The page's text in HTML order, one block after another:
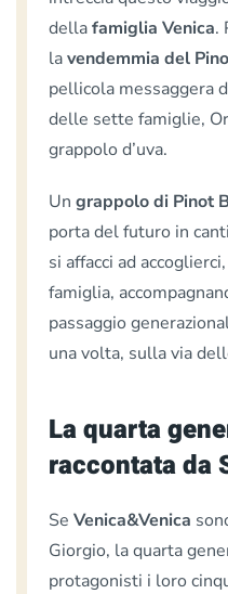
dellafamiglia Venica.
lavendemmia del
pellicola messaggera
delle sette famiglie,
grappolo d’uva.
Un grappolo di Pinot
porta del futuro in
si affacci ad
famiglia,
passaggio
una volta, sulla via
La quarta
raccontata da
Se Venica&Venica
Giorgio, la quarta
protagonisti i loro